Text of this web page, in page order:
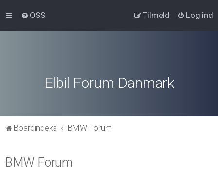
OSS Log ind
Tilmeld
Elbil Forum Danmark
Boardindeks BMW Forum
BMW Forum